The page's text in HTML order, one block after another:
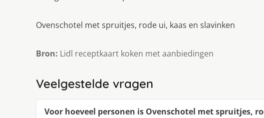
Ovenschotel met spruitjes, rode ui, kaas en slavinken
Bron: Lidl receptkaart koken met aanbiedingen
Veelgestelde vragen
Voor hoeveel personen is Ovenschotel met spruitjes,